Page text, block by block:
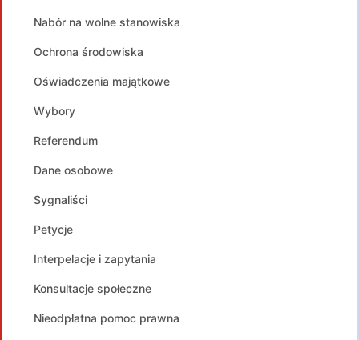
Nabór na wolne stanowiska
Ochrona środowiska
Oświadczenia majątkowe
Wybory
Referendum
Dane osobowe
Sygnaliści
Petycje
Interpelacje i zapytania
Konsultacje społeczne
Nieodpłatna pomoc prawna